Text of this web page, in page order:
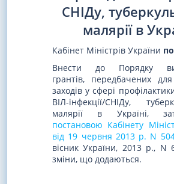
СНІДу,
малярії в
Кабінет Міністрів України
Внести до Порядку
грантів, передбачених
заходів у сфері
ВІЛ-інфекції/СНІДу,
малярії в Україні,
постановою Кабінету
від 19 червня 2013 р. N
вісник України, 2013 р., N
зміни, що додаються.